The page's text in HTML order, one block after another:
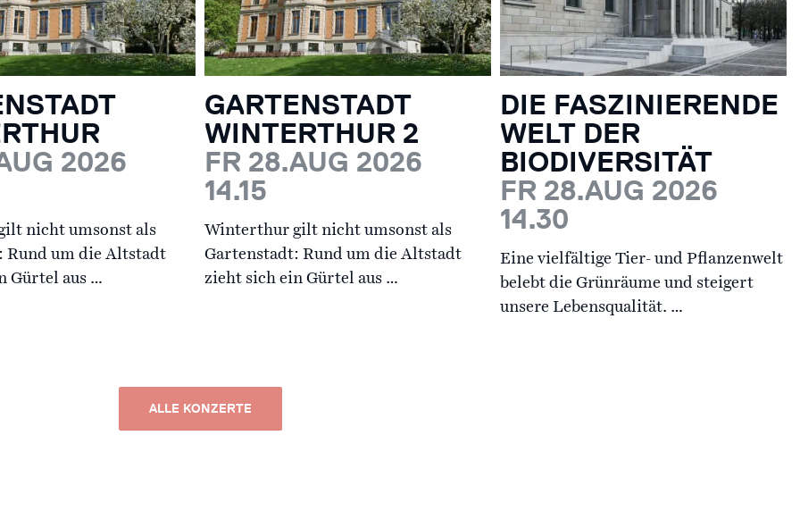
2026
nicht umsonst als
Rund um die Altstadt
Gürtel aus …
GARTENSTADT
WINTERTHUR 2
FR 28.AUG 2026
14.15
Winterthur gilt nicht umsonst als
Gartenstadt: Rund um die Altstadt
zieht sich ein Gürtel aus …
DIE FASZINIERENDE
WELT DER
BIODIVERSITÄT
FR 28.AUG 2026
14.30
Eine vielfältige Tier- und Pflanzenwelt
belebt die Grünräume und steigert
unsere Lebensqualität. …
ALLE KONZERTE